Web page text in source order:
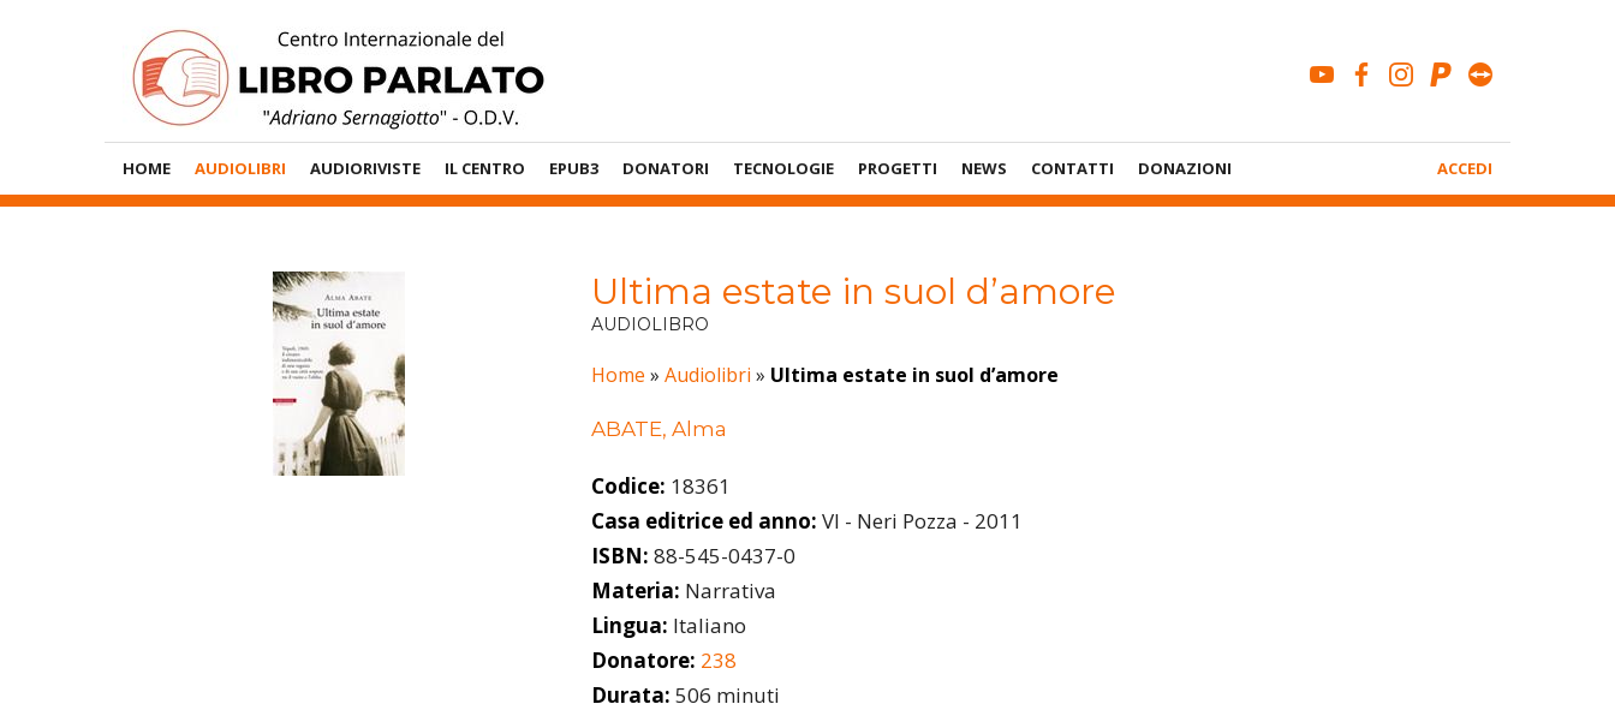
youtubefacebook
instagram
paypal
Menù
Principale
HOME AUDIOLIBRI AUDIORIVISTE IL CENTRO EPUB3 DONATORI TECNOLOGIE PROGETTI NEWS CONTATTI DONAZIONI
Account
ACCEDI
Ultima estate in suol d’amore
AUDIOLIBRO
Home » Audiolibri » Ultima estate in suol d’amore
ABATE, Alma
Codice: 18361
Casa editrice ed anno: VI - Neri Pozza - 2011
ISBN: 88-545-0437-0
Materia: Narrativa
Lingua: Italiano
Donatore: 238
Durata: 506 minuti